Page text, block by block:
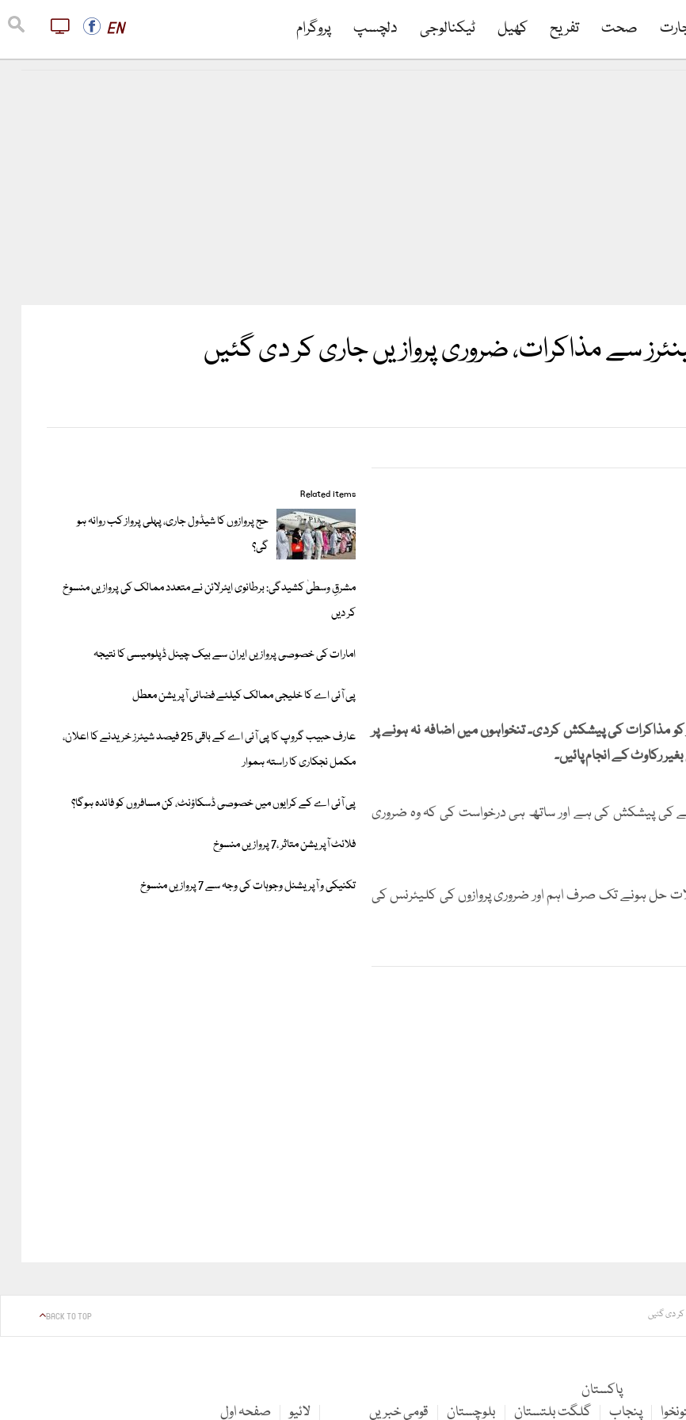
صحت تفریح کھیل ٹیکنالوجی دلچسپ پروگرام EN
سے مذاکرات، ضروری پروازیں جاری کر دی گئیں
کو مذاکرات کی پیشکش کردی۔ تنخواہوں میں اضافہ نہ ہونے پر
رکاوٹ کے انجام پائیں۔
کی پیشکش کی ہے اور ساتھ ہی درخواست کی کہ وہ ضروری
حل ہونے تک صرف اہم اور ضروری پروازوں کی کلیئرنس کی
Related items
حج پروازوں کا شیڈول جاری، پہلی پرواز کب روانہ ہو
گی؟
مشرقِ وسطیٰ کشیدگی: برطانوی ایئرلائن نے متعدد ممالک کی پروازیں منسوخ
کر دیں
امارات کی خصوصی پروازیں ایران سے بیک چینل ڈپلومیسی کا نتیجہ
پی آئی اے کا خلیجی ممالک کیلئے فضائی آپریشن معطل
عارف حبیب گروپ کا پی آئی اے کے باقی 25 فیصد شیئرز خریدنے کا اعلان،
مکمل نجکاری کا راستہ ہموار
پی آئی اے کے کرایوں میں خصوصی ڈسکاؤنٹ، کن مسافروں کو فائدہ ہوگا؟
فلائٹ آپریشن متاثر ،7 پروازیں منسوخ
تکنیکی و آپریشنل وجوہات کی وجہ سے 7 پروازیں منسوخ
کر دی گئیں BACK TO TOP
صفحہ اول لائیو
پاکستان
قومی خبریں
بلوچستان گلگت بلتستان پنجاب